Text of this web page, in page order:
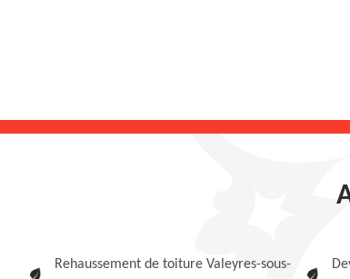
Rehaussement de toiture Valeyres-sous-